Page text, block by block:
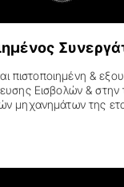
πιστοποιημένη &
Εισβολών & στην
μηχανημάτων της